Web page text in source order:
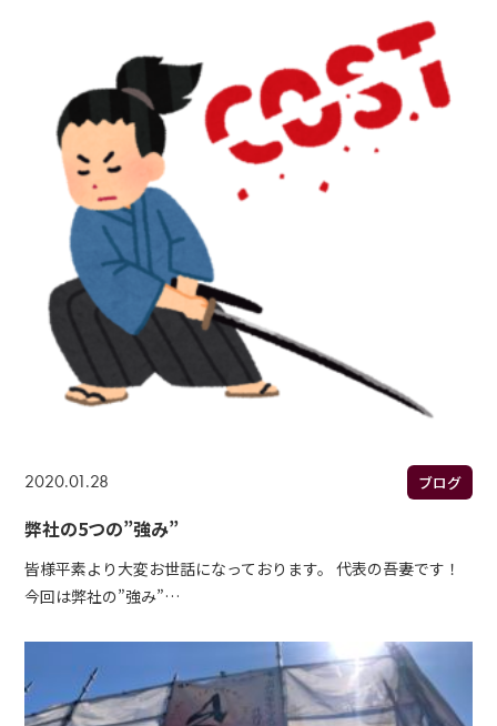
2020.01.28 ブログ
弊社の5つの”強み”
皆様平素より大変お世話になっております。 代表の吾妻です！
今回は弊社の”強み”…